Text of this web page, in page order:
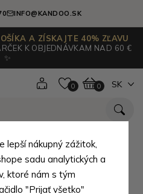
INFO@KANDOO.SK
A ZÍSKAJTE 40% ZĽAVU
K OBJEDNÁVKAM NAD 60 €
✨
0 0 SK
kožená
lepší nákupný zážitok,
sadu analytických a
ktoré nám s tým
"Prijať všetko"